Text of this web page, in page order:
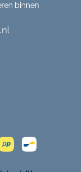
binnen